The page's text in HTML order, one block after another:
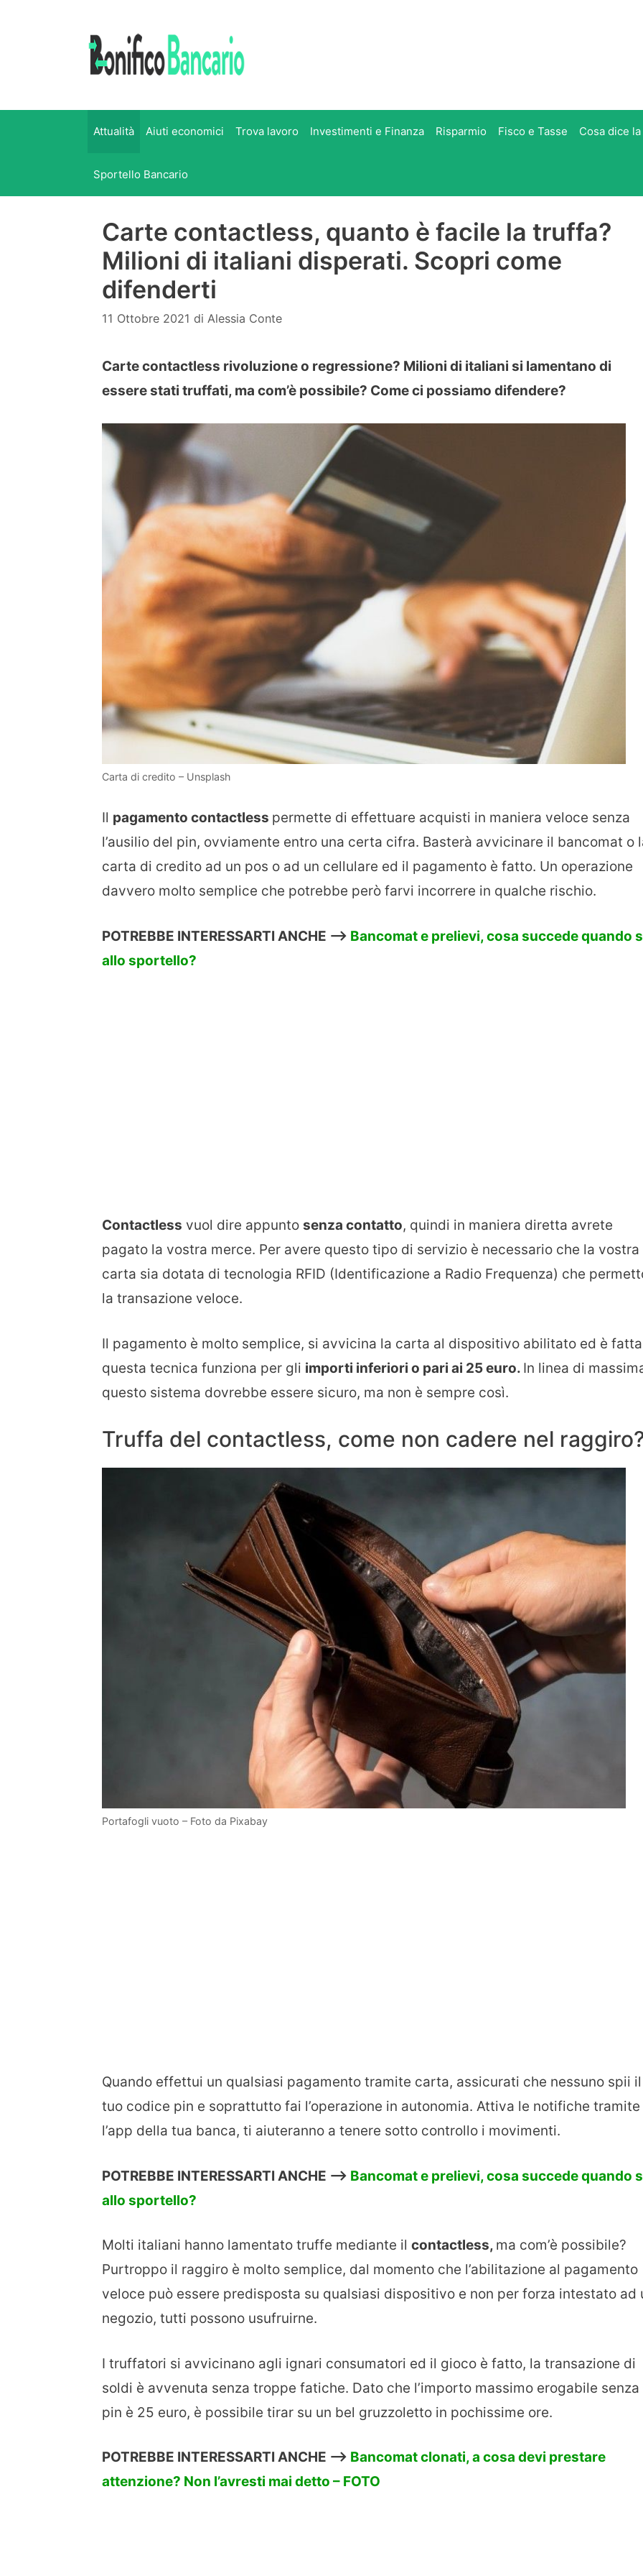
Attualità Aiuti economici Trova lavoro Investimenti e Finanza Risparmio Fisco e Tasse Cosa dice
Sportello Bancario
Carte contactless, quanto è facile la truffa?
Milioni di italiani disperati. Scopri come
difenderti
11 Ottobre 2021 di Alessia Conte
Carte contactless rivoluzione o regressione? Milioni di italiani si lamentano di
essere stati truffati, ma com’è possibile? Come ci possiamo difendere?
Carta di credito – Unsplash
Il pagamento contactless permette di effettuare acquisti in maniera veloce senza
l’ausilio del pin, ovviamente entro una certa cifra. Basterà avvicinare il bancomat o
carta di credito ad un pos o ad un cellulare ed il pagamento è fatto. Un operazione
davvero molto semplice che potrebbe però farvi incorrere in qualche rischio.
POTREBBE INTERESSARTI ANCHE —> Bancomat e prelievi, cosa succede quando
allo sportello?
Contactless vuol dire appunto senza contatto, quindi in maniera diretta avrete
pagato la vostra merce. Per avere questo tipo di servizio è necessario che la vostra
carta sia dotata di tecnologia RFID (Identificazione a Radio Frequenza) che
la transazione veloce.
Il pagamento è molto semplice, si avvicina la carta al dispositivo abilitato ed è
questa tecnica funziona per gli importi inferiori o pari ai 25 euro. In linea di
questo sistema dovrebbe essere sicuro, ma non è sempre così.
Truffa del contactless, come non cadere nel
Portafogli vuoto – Foto da Pixabay
Quando effettui un qualsiasi pagamento tramite carta, assicurati che nessuno spii il
tuo codice pin e soprattutto fai l’operazione in autonomia. Attiva le notifiche tramite
l’app della tua banca, ti aiuteranno a tenere sotto controllo i movimenti.
POTREBBE INTERESSARTI ANCHE —> Bancomat e prelievi, cosa succede quando
allo sportello?
Molti italiani hanno lamentato truffe mediante il contactless, ma com’è possibile?
Purtroppo il raggiro è molto semplice, dal momento che l’abilitazione al pagamento
veloce può essere predisposta su qualsiasi dispositivo e non per forza intestato ad
negozio, tutti possono usufruirne.
I truffatori si avvicinano agli ignari consumatori ed il gioco è fatto, la transazione di
soldi è avvenuta senza troppe fatiche. Dato che l’importo massimo erogabile senza
pin è 25 euro, è possibile tirar su un bel gruzzoletto in pochissime ore.
POTREBBE INTERESSARTI ANCHE —-> Bancomat clonati, a cosa devi prestare
attenzione? Non l’avresti mai detto – FOTO